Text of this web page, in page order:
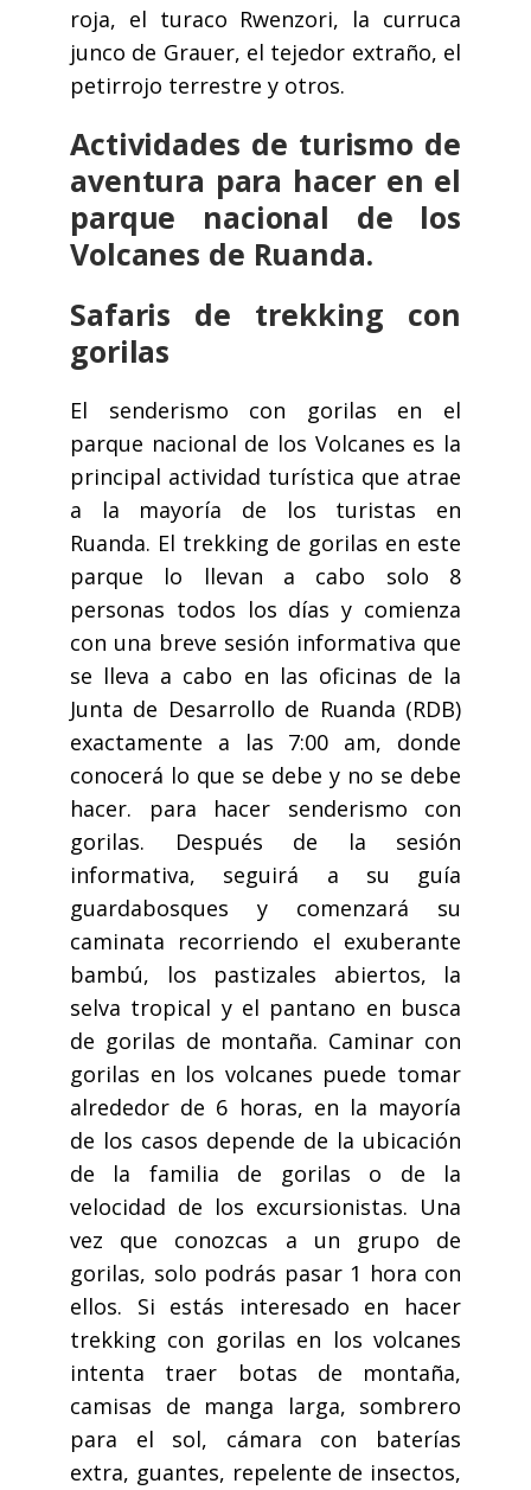
roja, el turaco Rwenzori, la curruca
junco de Grauer, el tejedor extraño, el
petirrojo terrestre y otros.
Actividades de turismo de
aventura para hacer en el
parque nacional de los
Volcanes de Ruanda.
Safaris de trekking con
gorilas
El senderismo con gorilas en el
parque nacional de los Volcanes es la
principal actividad turística que atrae
a la mayoría de los turistas en
Ruanda. El trekking de gorilas en este
parque lo llevan a cabo solo 8
personas todos los días y comienza
con una breve sesión informativa que
se lleva a cabo en las oficinas de la
Junta de Desarrollo de Ruanda (RDB)
exactamente a las 7:00 am, donde
conocerá lo que se debe y no se debe
hacer. para hacer senderismo con
gorilas. Después de la sesión
informativa, seguirá a su guía
guardabosques y comenzará su
caminata recorriendo el exuberante
bambú, los pastizales abiertos, la
selva tropical y el pantano en busca
de gorilas de montaña. Caminar con
gorilas en los volcanes puede tomar
alrededor de 6 horas, en la mayoría
de los casos depende de la ubicación
de la familia de gorilas o de la
velocidad de los excursionistas. Una
vez que conozcas a un grupo de
gorilas, solo podrás pasar 1 hora con
ellos. Si estás interesado en hacer
trekking con gorilas en los volcanes
intenta traer botas de montaña,
camisas de manga larga, sombrero
para el sol, cámara con baterías
extra, guantes, repelente de insectos,